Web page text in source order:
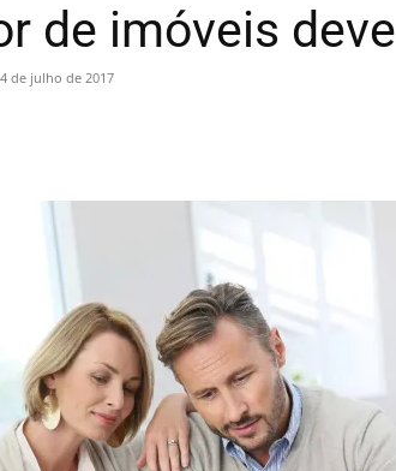
de imóveis
4 de julho de 2017